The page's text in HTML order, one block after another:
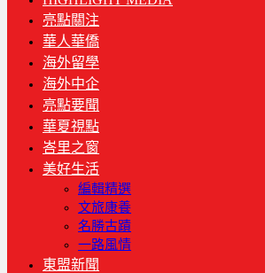
亮點關注
華人華僑
海外留學
海外中企
亮點要聞
華夏視點
峇里之窗
美好生活
編輯精選
文旅康養
名勝古蹟
一路風情
東盟新聞